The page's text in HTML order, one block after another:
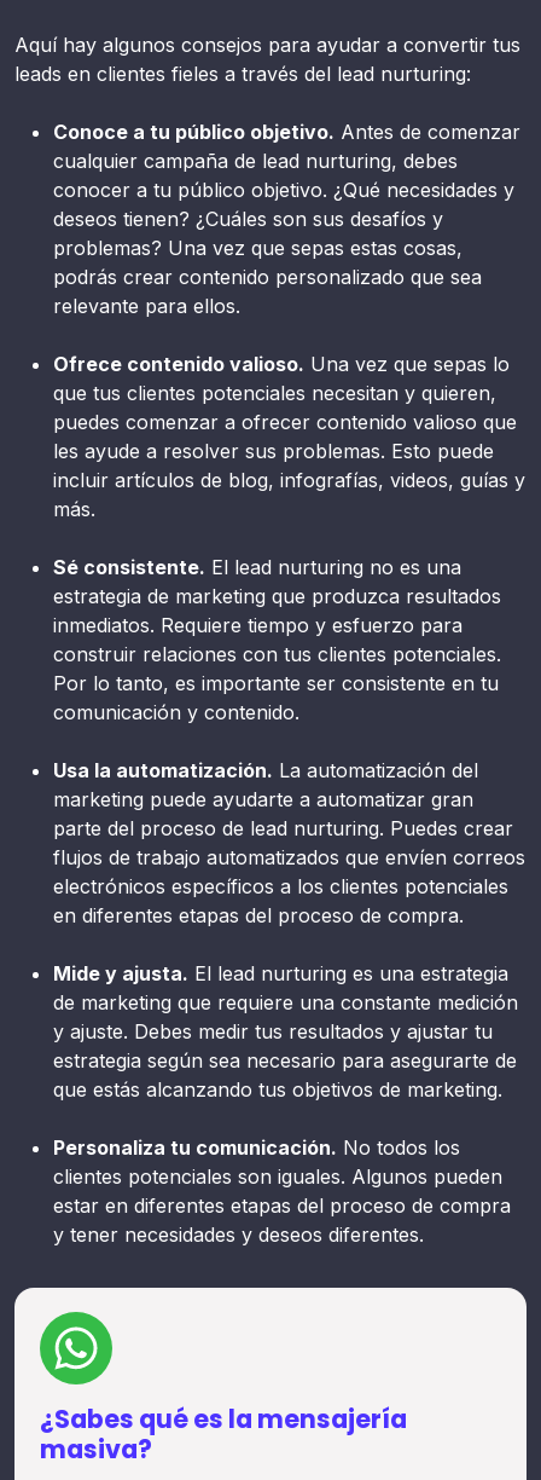
Aquí hay algunos consejos para ayudar a convertir tus
leads en clientes fieles a través del lead nurturing:
Conoce a tu público objetivo. Antes de comenzar
cualquier campaña de lead nurturing, debes
conocer a tu público objetivo. ¿Qué necesidades y
deseos tienen? ¿Cuáles son sus desafíos y
problemas? Una vez que sepas estas cosas,
podrás crear contenido personalizado que sea
relevante para ellos.
Ofrece contenido valioso. Una vez que sepas lo
que tus clientes potenciales necesitan y quieren,
puedes comenzar a ofrecer contenido valioso que
les ayude a resolver sus problemas. Esto puede
incluir artículos de blog, infografías, videos, guías y
más.
Sé consistente. El lead nurturing no es una
estrategia de marketing que produzca resultados
inmediatos. Requiere tiempo y esfuerzo para
construir relaciones con tus clientes potenciales.
Por lo tanto, es importante ser consistente en tu
comunicación y contenido.
Usa la automatización. La automatización del
marketing puede ayudarte a automatizar gran
parte del proceso de lead nurturing. Puedes crear
flujos de trabajo automatizados que envíen correos
electrónicos específicos a los clientes potenciales
en diferentes etapas del proceso de compra.
Mide y ajusta. El lead nurturing es una estrategia
de marketing que requiere una constante medición
y ajuste. Debes medir tus resultados y ajustar tu
estrategia según sea necesario para asegurarte de
que estás alcanzando tus objetivos de marketing.
Personaliza tu comunicación. No todos los
clientes potenciales son iguales. Algunos pueden
estar en diferentes etapas del proceso de compra
y tener necesidades y deseos diferentes.
¿Sabes qué es la mensajería
masiva?